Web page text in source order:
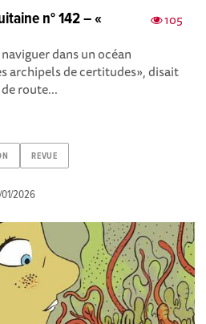
105
n° 142 – «
dans un océan
archipels de certitudes», disait
route...
REVUE
2026